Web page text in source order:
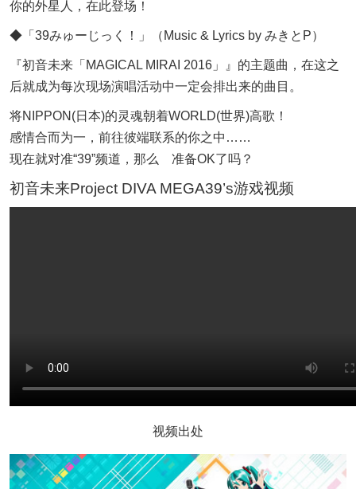
你的外星人，在此登场！
◆「39みゅーじっく！」（Music & Lyrics by みきとP）
『初音未来「MAGICAL MIRAI 2016」』的主题曲，在这之
后就成为每次现场演唱活动中一定会排出来的曲目。
将NIPPON(日本)的灵魂朝着WORLD(世界)高歌！
感情合而为一，前往彼端联系的你之中……
现在就对准“39”频道，那么 准备OK了吗？
初音未来Project DIVA MEGA39’s游戏视频
视频出处